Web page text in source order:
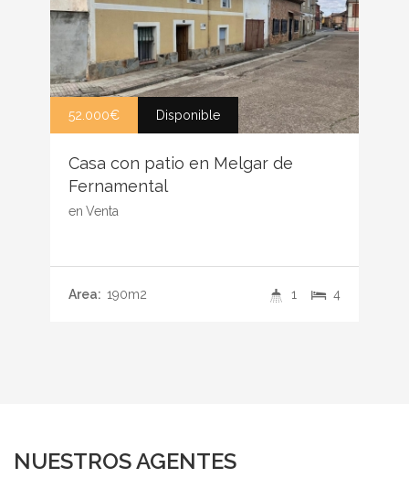
52.000€ Disponible
Casa con patio en Melgar de
Fernamental
en Venta
Area: 190m2 4
1
NUESTROS AGENTES